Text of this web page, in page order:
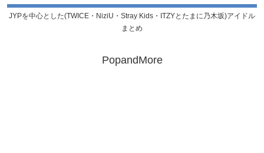
JYPを中心とした(TWICE・NiziU・Stray Kids・ITZYとたまに乃木坂)アイドル
まとめ
PopandMore